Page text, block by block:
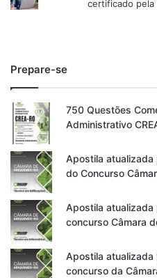
certificado pela
Prepare-se
750 Questões
Administrativo
Apostila atualizada
do Concurso
Apostila atualizada
concurso Câmara
Apostila atualizada
concurso da